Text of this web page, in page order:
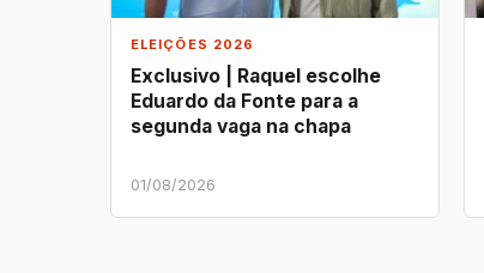
ELEIÇÕES 2026
Exclusivo | Raquel escolhe
Eduardo da Fonte para a
segunda vaga na chapa
01/08/2026